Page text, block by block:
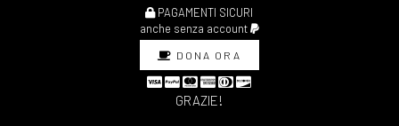
PAGAMENTI SICURI
anche senza account
DONA ORA
GRAZIE!